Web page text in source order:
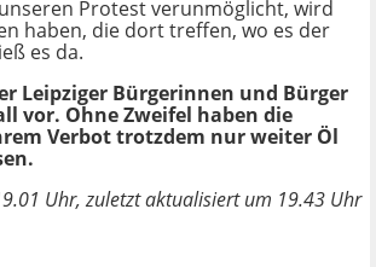
Protest verunmöglicht, wird
haben, die dort treffen, wo es der
es da.
Leipziger Bürgerinnen und Bürger
vor. Ohne Zweifel haben die
Verbot trotzdem nur weiter Öl
Uhr, zuletzt aktualisiert um 19.43 Uhr